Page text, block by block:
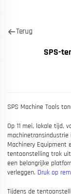
Terug
SPS-
SPS Machine Tools
Op 11 mei, lokale tijd,
Machinery Equipment
tentoonstelling trok
een belangrijke
verleggen. Druk op rem
Tijdens de